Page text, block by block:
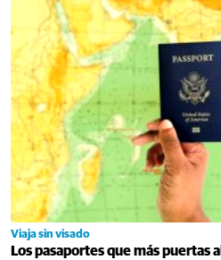
Viaja sin visado
Los pasaportes que más puertas